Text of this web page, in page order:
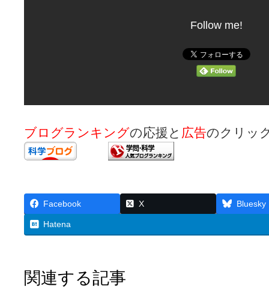
Follow me!
ブログランキングの応援と 広告のクリッ
Facebook X Bluesky
Hatena
関連する記事